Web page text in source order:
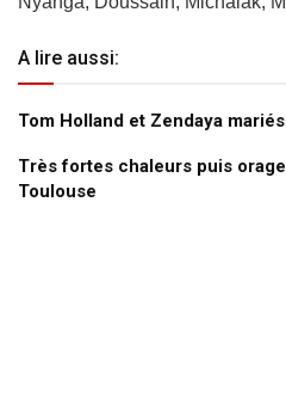
A lire aussi:
Tom Holland et Zendaya mariés
Très fortes chaleurs puis
Toulouse